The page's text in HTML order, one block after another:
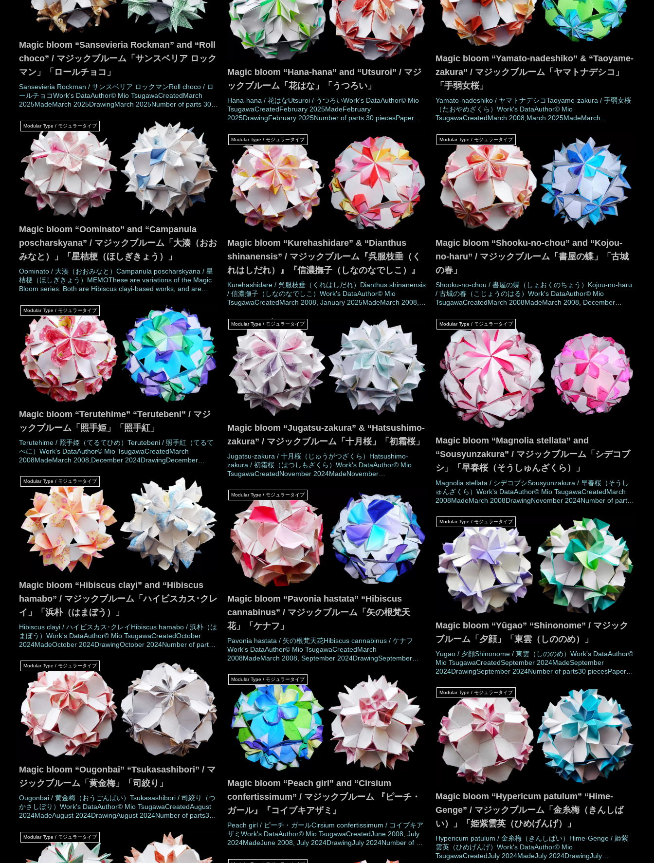
Magic bloom “Sansevieria Rockman” and “Roll
choco” / マジックブルーム「サンスベリア ロック
マン」「ロールチョコ」
Sansevieria Rockman / サンスベリア ロックマンRoll choco / ロ
ールチョコWork's DataAuthor© Mio TsugawaCreatedMarch
2025MadeMarch 2025DrawingMarch 2025Number of parts 30
(Not glued)Joining methodRos
Magic bloom “Yamato-nadeshiko” & “Taoyame-
zakura” / マジックブルーム「ヤマトナデシコ」
「手弱女桜」
Yamato-nadeshiko / ヤマトナデシコTaoyame-zakura / 手弱女桜
（たおやめざくら）Work's DataAuthor© Mio
TsugawaCreatedMarch 2008,March 2025MadeMarch
piecesPaper size7.5 cm (Square-paper)Joining materialsNot use
(No
Magic bloom “Hana-hana” and “Utsuroi” / マジ
ックブルーム「花はな」「うつろい」
Hana-hana / 花はなUtsuroi / うつろいWork's DataAuthor© Mio
TsugawaCreatedFebruary 2025MadeFebruary
2025DrawingFebruary 2025Number of parts 30 piecesPaper
glued)Joining methodRosette jointMEMOT
Modular Type / モジュラータイプ
Magic bloom “Oominato” and “Campanula
poscharskyana” / マジックブルーム「大湊（おお
みなと）」「星桔梗（ほしぎきょう）」
Oominato / 大湊（おおみなと）Campanula poscharskyana / 星
桔梗（ほしぎきょう）MEMOThese are variations of the Magic
Bloom series. Both are Hibiscus clayi-based works, and are
and easy, the same as
Modular Type / モジュラータイプ
Magic bloom “Kurehashidare” & “Dianthus
shinanensis” / マジックブルーム『呉服枝垂（く
れはしだれ）』『信濃撫子（しなのなでしこ）』
Kurehashidare / 呉服枝垂（くれはしだれ）Dianthus shinanensis
/ 信濃撫子（しなのなでしこ）Work's DataAuthor© Mio
TsugawaCreatedMarch 2008, January 2025MadeMarch 2008,
piecesPaper size15 × 7.5 cm (Square paper)Joining ma
Modular Type / モジュラータイプ
Magic bloom “Shooku-no-chou” and “Kojou-
no-haru” / マジックブルーム「書屋の蝶」「古城
の春」
Shooku-no-chou / 書屋の蝶（しょおくのちょう）Kojou-no-haru
/ 古城の春（こじょうのはる）Work's DataAuthor© Mio
TsugawaCreatedMarch 2008MadeMarch 2008, December
size7.5 cm (Square paper)Joining materialsNo use (No g
Modular Type / モジュラータイプ
Magic bloom “Terutehime” “Terutebeni” / マジ
ックブルーム「照手姫」「照手紅」
Terutehime / 照手姫（てるてひめ）Terutebeni / 照手紅（てるて
べに）Work's DataAuthor© Mio TsugawaCreatedMarch
2008MadeMarch 2008,December 2024DrawingDecember
paper)Joining materialsNo use (No glued)Joining m
Modular Type / モジュラータイプ
Magic bloom “Jugatsu-zakura” & “Hatsushimo-
zakura” / マジックブルーム「十月桜」「初霜桜」
Jugatsu-zakura / 十月桜（じゅうがつざくら）Hatsushimo-
zakura / 初霜桜（はつしもざくら）Work's DataAuthor© Mio
TsugawaCreatedNovember 2024MadeNovember
size7.5 cm (Square paper)Joining materialsNo use (No glued)Jo
Modular Type / モジュラータイプ
Magic bloom “Magnolia stellata” and
“Sousyunzakura” / マジックブルーム「シデコブ
シ」「早春桜（そうしゅんざくら）」
Magnolia stellata / シデコブシSousyunzakura / 早春桜（そうし
ゅんざくら）Work's DataAuthor© Mio TsugawaCreatedMarch
2008MadeMarch 2008DrawingNovember 2024Number of parts
use (No glued)Joining methodR
Modular Type / モジュラータイプ
Magic bloom “Hibiscus clayi” and “Hibiscus
hamabo” / マジックブルーム「ハイビスカス･クレ
イ」「浜朴（はまぼう）」
Hibiscus clayi / ハイビスカス･クレイHibiscus hamabo / 浜朴（は
まぼう）Work's DataAuthor© Mio TsugawaCreatedOctober
2024MadeOctober 2024DrawingOctober 2024Number of parts
use (No glued)Joining metho
Modular Type / モジュラータイプ
Magic bloom “Pavonia hastata” “Hibiscus
cannabinus” / マジックブルーム「矢の根梵天
花」「ケナフ」
Pavonia hastata / 矢の根梵天花Hibiscus cannabinus / ケナフ
Work's DataAuthor© Mio TsugawaCreatedMarch
2008MadeMarch 2008, September 2024DrawingSeptember
paper)Joining materialsNo use (No glued)Joi
Modular Type / モジュラータイプ
Magic bloom “Yūgao” “Shinonome” / マジック
ブルーム「夕顔」「東雲（しののめ）」
Yūgao / 夕顔Shinonome / 東雲（しののめ）Work's DataAuthor©
Mio TsugawaCreatedSeptember 2024MadeSeptember
2024DrawingSeptember 2024Number of parts30 piecesPaper
glued)Joining methodRosette jointMEMO
Modular Type / モジュラータイプ
Magic bloom “Ougonbai” “Tsukasashibori” / マ
ジックブルーム「黄金梅」「司絞り」
Ougonbai / 黄金梅（おうごんばい）Tsukasashibori / 司絞り（つ
かさしぼり）Work's DataAuthor© Mio TsugawaCreatedAugust
2024MadeAugust 2024DrawingAugust 2024Number of parts30
(No glued)Joining methodRosett
Modular Type / モジュラータイプ
Magic bloom “Peach girl” and “Cirsium
confertissimum” / マジックブルーム 『ピーチ・
ガール』『コイブキアザミ』
Peach girl / ピーチ・ガールCirsium confertissimum / コイブキア
ザミWork's DataAuthor© Mio TsugawaCreatedJune 2008, July
2024MadeJune 2008, July 2024DrawingJuly 2024Number of 30
materialsNo use (No glued)J
Modular Type / モジュラータイプ
Magic bloom “Hypericum patulum” “Hime-
Genge” / マジックブルーム「金糸梅（きんしば
い）」「姫紫雲英（ひめげんげ）」
Hypericum patulum / 金糸梅（きんしばい）Hime-Genge / 姫紫
雲英（ひめげんげ）Work's DataAuthor© Mio
TsugawaCreatedJuly 2024MadeJuly 2024DrawingJuly
Modular Type / モジュラータイプ